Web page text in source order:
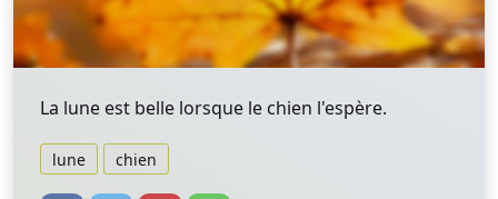
La lune est belle lorsque le chien l'espère.
lune chien